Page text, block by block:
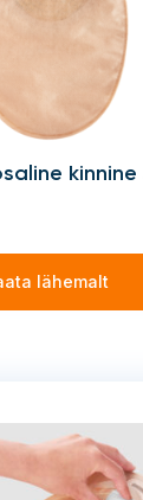
lähemalt